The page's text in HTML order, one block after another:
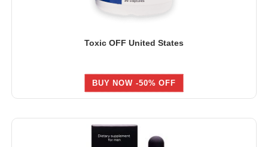
Toxic OFF United States
BUY NOW -50% OFF